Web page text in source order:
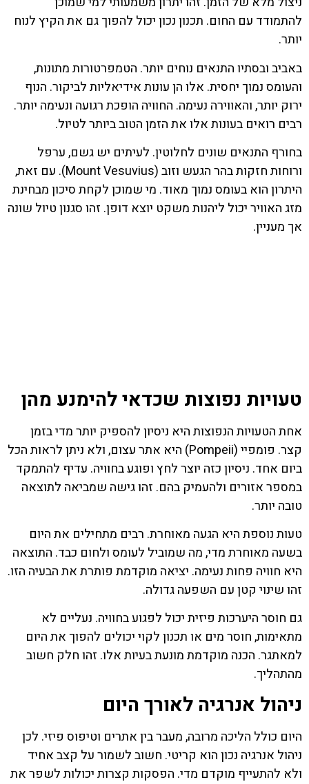
להתמודד עם החום. תכנון נכון יכול להפוך גם את הקיץ לנוח
יותר.
באביב ובסתיו התנאים נוחים יותר. הטמפרטורות מתונות,
והעומס נמוך יחסית. אלו הן עונות אידיאליות לביקור. הנוף
ירוק יותר, והאווירה נעימה. החוויה הופכת רגועה ונעימה יותר.
רבים רואים בעונות אלו את הזמן הטוב ביותר לטיול.
בחורף התנאים שונים לחלוטין. לעיתים יש גשם, ערפל
ורוחות חזקות בהר הגעש וזוב (Mount Vesuvius). עם זאת,
היתרון הוא בעומס נמוך מאוד. מי שמוכן לקחת סיכון מבחינת
מזג האוויר יכול ליהנות משקט יוצא דופן. זהו סגנון טיול שונה
אך מעניין.
טעויות נפוצות שכדאי להימנע מהן
אחת הטעויות הנפוצות היא ניסיון להספיק יותר מדי בזמן
קצר. פומפיי (Pompeii) היא אתר עצום, ולא ניתן לראות הכל
ביום אחד. ניסיון כזה יוצר לחץ ופוגע בחוויה. עדיף להתמקד
במספר אזורים ולהעמיק בהם. זהו גישה שמביאה לתוצאה
טובה יותר.
טעות נוספת היא הגעה מאוחרת. רבים מתחילים את היום
בשעה מאוחרת מדי, מה שמוביל לעומס ולחום כבד. התוצאה
היא חוויה פחות נעימה. יציאה מוקדמת פותרת את הבעיה הזו.
זהו שינוי קטן עם השפעה גדולה.
גם חוסר היערכות פיזית יכול לפגוע בחוויה. נעליים לא
מתאימות, חוסר מים או תכנון לקוי יכולים להפוך את היום
למאתגר. הכנה מוקדמת מונעת בעיות אלו. זהו חלק חשוב
מהתהליך.
ניהול אנרגיה לאורך היום
היום כולל הליכה מרובה, מעבר בין אתרים וטיפוס פיזי. לכן
ניהול אנרגיה נכון הוא קריטי. חשוב לשמור על קצב אחיד
ולא להתעייף מוקדם מדי. הפסקות קצרות יכולות לשפר את